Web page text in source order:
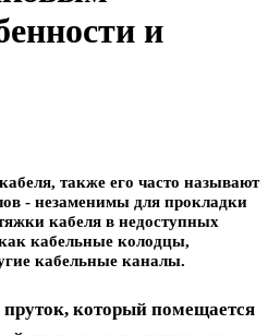
и
также его часто называют
- незаменимы для прокладки
кабеля в недоступных
кабельные колодцы,
кабельные каналы.
пруток, который помещается